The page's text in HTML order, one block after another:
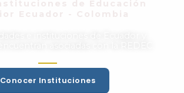
Conocer Instituciones